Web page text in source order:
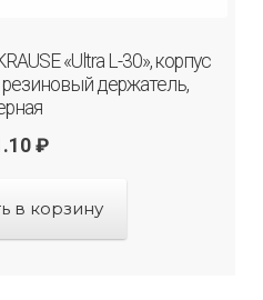
«Ultra L-30», корпус
держатель,
₽
в корзину